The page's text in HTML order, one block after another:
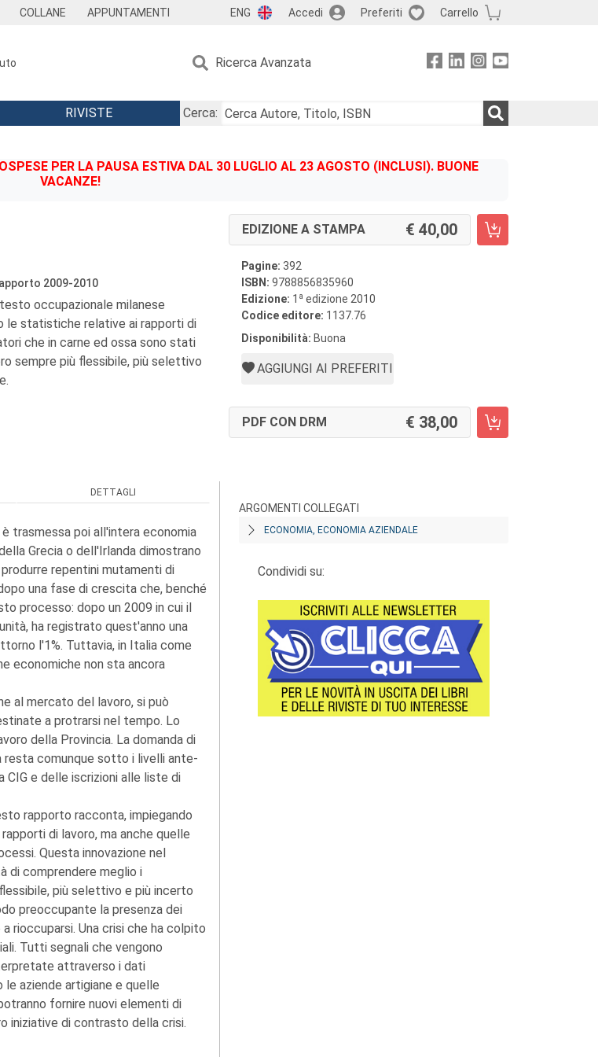
COLLANE APPUNTAMENTI ENG Accedi Preferiti Carrello
Ricerca Avanzata
RIVISTE
Cerca:
PER LA PAUSA ESTIVA DAL 30 LUGLIO AL 23 AGOSTO (INCLUSI). BUONE
VACANZE!
2009-2010
occupazionale milanese
le statistiche relative ai rapporti di
che in carne ed ossa sono stati
sempre più flessibile, più selettivo
EDIZIONE A STAMPA 40,00
Pagine: 392
ISBN: 9788856835960
Edizione: 1 a edizione 2010
Codice editore: 1137.76
Disponibilità: Buona
AGGIUNGI AI PREFERITI
PDF CON DRM 38,00
DETTAGLI
trasmessa poi all'intera economia
Grecia o dell'Irlanda dimostrano
repentini mutamenti di
una fase di crescita che, benché
processo: dopo un 2009 in cui il
ha registrato quest'anno una
l'1%. Tuttavia, in Italia come
economiche non sta ancora
al mercato del lavoro, si può
a protrarsi nel tempo. Lo
della Provincia. La domanda di
resta comunque sotto i livelli ante-
CIG e delle iscrizioni alle liste di
rapporto racconta, impiegando
di lavoro, ma anche quelle
Questa innovazione nel
di comprendere meglio i
più selettivo e più incerto
preoccupante la presenza dei
rioccuparsi. Una crisi che ha colpito
Tutti segnali che vengono
attraverso i dati
aziende artigiane e quelle
fornire nuovi elementi di
iniziative di contrasto della crisi.
ARGOMENTI COLLEGATI
ECONOMIA, ECONOMIA AZIENDALE
Condividi su: